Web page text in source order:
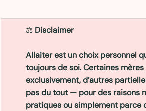
⚖️ Disclaimer
Allaiter est un choix personnel
toujours de soi. Certaines
exclusivement, d’autres
pas du tout — pour des raisons
pratiques ou simplement parce